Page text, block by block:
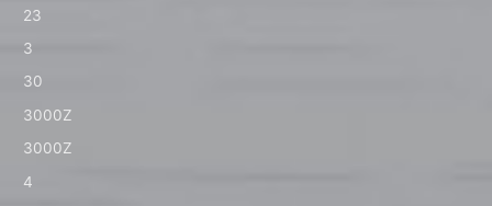
23
3
30
3000Z
3000Z
4